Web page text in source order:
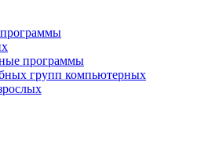
программы
групп компьютерных